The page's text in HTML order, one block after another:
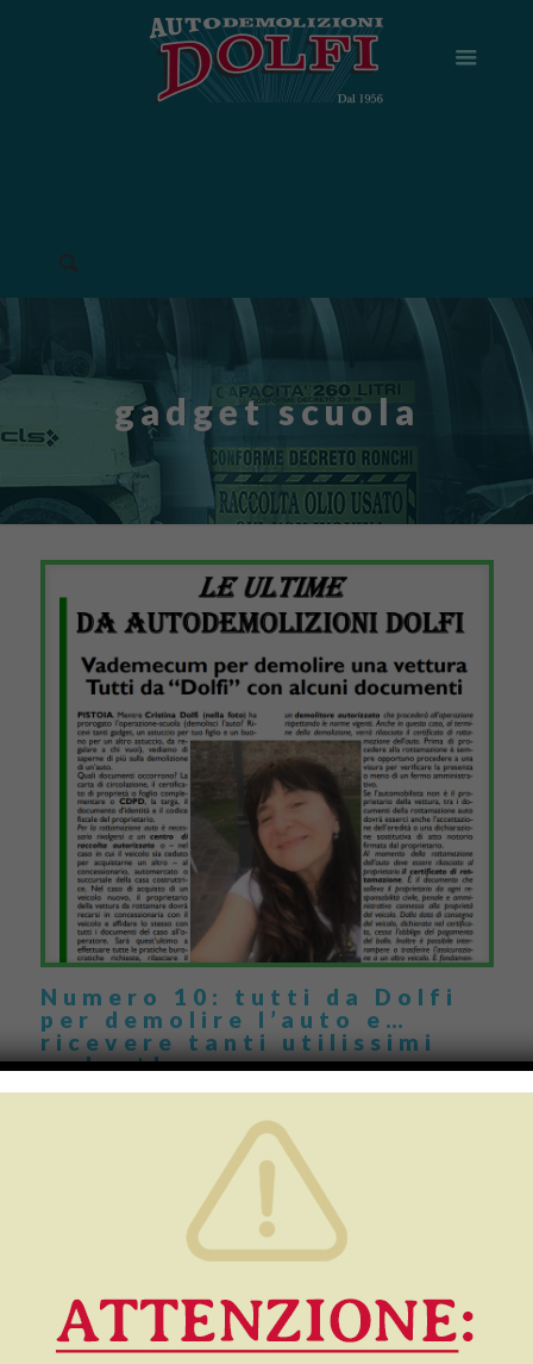
gadget scuola
Numero 10: tutti da Dolfi
per demolire l’auto e…
ricevere tanti utilissimi
gadget!
ricominciata la scuola, questo numero si apre con la notizia della
proroga dell’operazione scuola-demolisci l’auto: per […]